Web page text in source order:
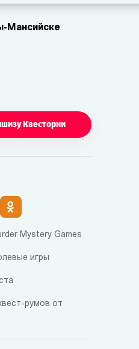
Мансийске
Квестории
Mystery Games
игры
румов от